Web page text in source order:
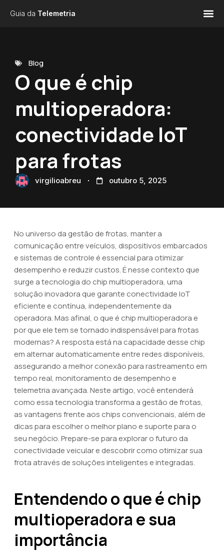
Guia da Telemetria
Blog
O que é chip
multioperadora:
conectividade IoT
para frotas
virgilioabreu outubro 5, 2025
No universo da gestão de frotas, manter a
comunicação entre veículos, dispositivos embarcados
e sistemas de controle é essencial para otimizar
desempenho e reduzir custos. É nesse contexto que
surge a tecnologia do chip multioperadora, uma
solução inovadora que garante conectividade IoT
eficiente e contínua, independentemente da
operadora. Mas afinal, o que é chip multioperadora e
por que ele tem se tornado indispensável para frotas
modernas? A resposta está na capacidade desse chip
em alternar automaticamente entre redes disponíveis,
assegurando a melhor conexão para rastreamento em
tempo real, monitoramento de desempenho e
telemetria avançada. Neste artigo, você entenderá
como essa tecnologia transforma a gestão de frotas,
as vantagens frente aos chips convencionais, além de
dicas para escolher o melhor plano e suporte para o
seu negócio. Prepare-se para explorar o futuro da
conectividade veicular e descobrir como otimizar sua
frota através de soluções inteligentes e integradas.
Entendendo o que é chip
multioperadora e sua
importância